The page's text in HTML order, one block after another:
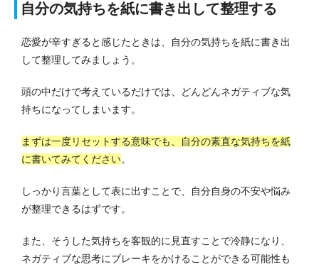
自分の気持ちを紙に書き出して整理する
恋愛が辛すぎると感じたときは、自分の気持ちを紙に書き出
して整理してみましょう。
頭の中だけで考えているだけでは、どんどんネガティブな気
持ちになってしまいます。
まずは一度リセットする意味でも、自分の素直な気持ちを紙
に書いてみてください。
しっかり言葉として表に出すことで、自分自身の不安や悩み
が整理できるはずです。
また、そうした気持ちを客観的に見直すことで冷静になり、
ネガティブな思考にブレーキをかけることができる可能性も